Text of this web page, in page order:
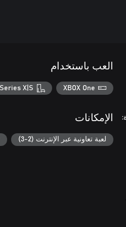
العب باستخدام
XBOX One
X|S
الإمكانات
لعبة تعاونية عبر الإنترنت (2-3)